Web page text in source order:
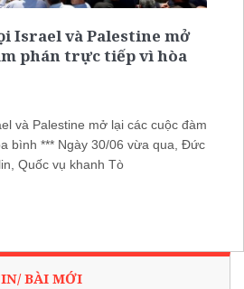
Israel và Palestine mở
phán trực tiếp vì hòa
và Palestine mở lại các cuộc đàm
bình *** Ngày 30/06 vừa qua, Đức
Quốc vụ khanh Tò
BÀI MỚI